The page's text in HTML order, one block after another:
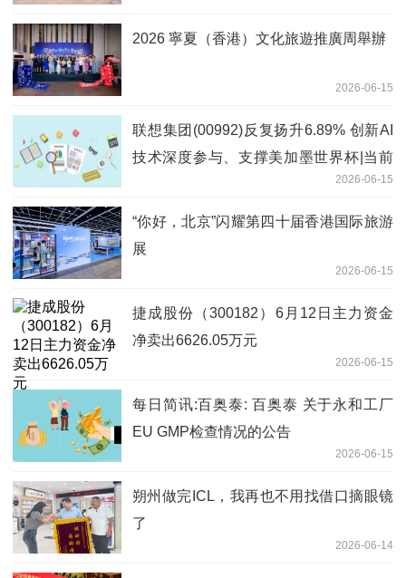
2026 寧夏（香港）文化旅遊推廣周舉辦
2026-06-15
联想集团(00992)反复扬升6.89% 创新AI
技术深度参与、支撑美加墨世界杯|当前
2026-06-15
“你好，北京”闪耀第四十届香港国际旅游
展
2026-06-15
捷成股份（300182）6月12日主力资金
净卖出6626.05万元
2026-06-15
每日简讯:百奥泰: 百奥泰 关于永和工厂
EU GMP检查情况的公告
2026-06-15
朔州做完ICL，我再也不用找借口摘眼镜
了
2026-06-14